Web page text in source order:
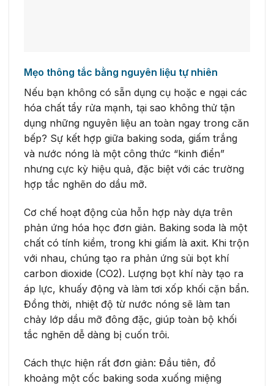
Mẹo thông tắc bằng nguyên liệu tự nhiên
Nếu bạn không có sẵn dụng cụ hoặc e ngại các
hóa chất tẩy rửa mạnh, tại sao không thử tận
dụng những nguyên liệu an toàn ngay trong căn
bếp? Sự kết hợp giữa baking soda, giấm trắng
và nước nóng là một công thức “kinh điển”
nhưng cực kỳ hiệu quả, đặc biệt với các trường
hợp tắc nghẽn do dầu mỡ.
Cơ chế hoạt động của hỗn hợp này dựa trên
phản ứng hóa học đơn giản. Baking soda là một
chất có tính kiềm, trong khi giấm là axit. Khi trộn
với nhau, chúng tạo ra phản ứng sủi bọt khí
carbon dioxide (CO2). Lượng bọt khí này tạo ra
áp lực, khuấy động và làm tơi xốp khối cặn bẩn.
Đồng thời, nhiệt độ từ nước nóng sẽ làm tan
chảy lớp dầu mỡ đông đặc, giúp toàn bộ khối
tắc nghẽn dễ dàng bị cuốn trôi.
Cách thực hiện rất đơn giản: Đầu tiên, đổ
khoảng một cốc baking soda xuống miệng